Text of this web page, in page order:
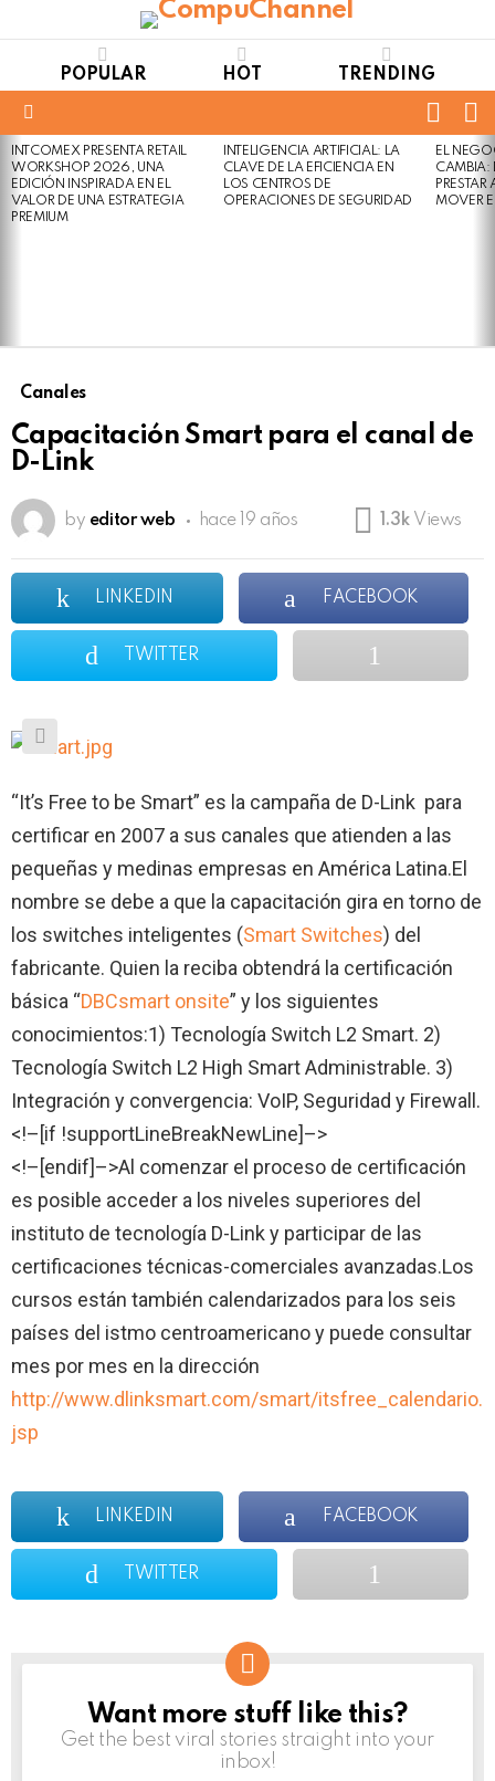
POPULAR HOT TRENDING
LATEST
STORIES
INTCOMEX PRESENTA RETAIL
WORKSHOP 2026, UNA
EDICIÓN INSPIRADA EN EL
VALOR DE UNA ESTRATEGIA
PREMIUM
INTELIGENCIA ARTIFICIAL: LA
CLAVE DE LA EFICIENCIA EN
LOS CENTROS DE
OPERACIONES DE SEGURIDAD
EL
CAMBIA:
MOVER
Canales
Capacitación Smart para el canal de
D-Link
by editor web hace 19 años 1.3k Views
LINKEDIN FACEBOOK
TWITTER
“It’s Free to be Smart” es la campaña de D-Link para
certificar en 2007 a sus canales que atienden a las
pequeñas y medinas empresas en América Latina.El
nombre se debe a que la capacitación gira en torno de
los switches inteligentes (Smart Switches) del
fabricante. Quien la reciba obtendrá la certificación
básica “DBCsmart onsite” y los siguientes
conocimientos:1) Tecnología Switch L2 Smart. 2)
Tecnología Switch L2 High Smart Administrable. 3)
Integración y convergencia: VoIP, Seguridad y Firewall.
<!–[if !supportLineBreakNewLine]–>
<!–[endif]–>Al comenzar el proceso de certificación
es posible acceder a los niveles superiores del
instituto de tecnología D-Link y participar de las
certificaciones técnicas-comerciales avanzadas.Los
cursos están también calendarizados para los seis
países del istmo centroamericano y puede consultar
mes por mes en la dirección
http://www.dlinksmart.com/smart/itsfree_calendario.
jsp
LINKEDIN FACEBOOK
TWITTER
NEWSLETTER
Want more stuff like this?
Get the best viral stories straight into your
inbox!